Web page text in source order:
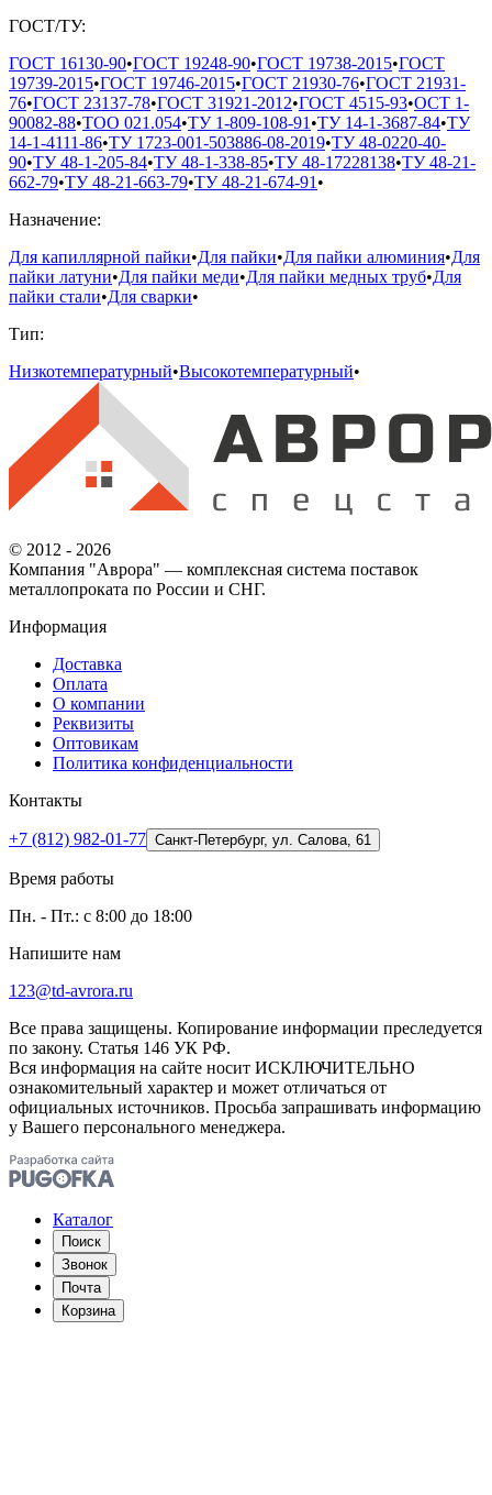
ГОСТ/ТУ:
ГОСТ 16130-90•ГОСТ 19248-90•ГОСТ 19738-2015•ГОСТ
19739-2015•ГОСТ 19746-2015•ГОСТ 21930-76•ГОСТ 21931-
76•ГОСТ 23137-78•ГОСТ 31921-2012•ГОСТ 4515-93•ОСТ 1-
90082-88•ТОО 021.054•ТУ 1-809-108-91•ТУ 14-1-3687-84•ТУ
14-1-4111-86•ТУ 1723-001-503886-08-2019•ТУ 48-0220-40-
90•ТУ 48-1-205-84•ТУ 48-1-338-85•ТУ 48-17228138•ТУ 48-21-
662-79•ТУ 48-21-663-79•ТУ 48-21-674-91•
Назначение:
Для капиллярной пайки•Для пайки•Для пайки алюминия•Для
пайки латуни•Для пайки меди•Для пайки медных труб•Для
пайки стали•Для сварки•
Тип:
Низкотемпературный•Высокотемпературный•
© 2012 - 2026
Компания "Аврора" — комплексная система поставок
металлопроката по России и СНГ.
Информация
Доставка
Оплата
О компании
Реквизиты
Оптовикам
Политика конфиденциальности
Контакты
+7 (812) 982-01-77 Санкт-Петербург, ул. Салова, 61
Время работы
Пн. - Пт.: с 8:00 до 18:00
Напишите нам
123@td-avrora.ru
Все права защищены. Копирование информации преследуется
по закону. Статья 146 УК РФ.
Вся информация на сайте носит ИСКЛЮЧИТЕЛЬНО
ознакомительный характер и может отличаться от
официальных источников. Просьба запрашивать информацию
у Вашего персонального менеджера.
Каталог
Поиск
Звонок
Почта
Корзина